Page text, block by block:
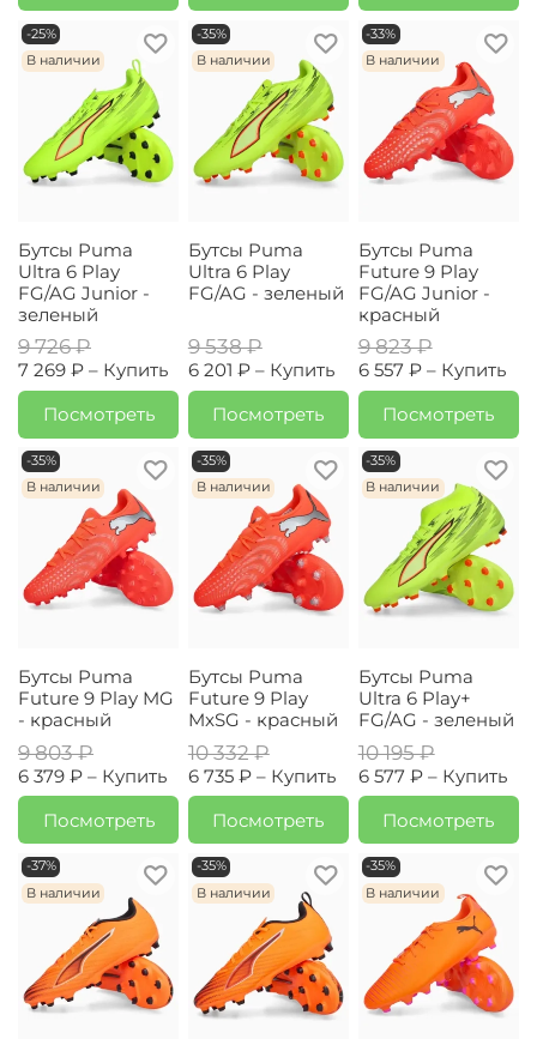
-25%
В наличии
Бутсы Puma
Ultra 6 Play
FG/AG Junior -
зеленый
9 726 ₽
7 269 ₽ – Купить
Посмотреть
-35%
В наличии
Бутсы Puma
Ultra 6 Play
FG/AG - зеленый
9 538 ₽
6 201 ₽ – Купить
Посмотреть
-33%
В наличии
Бутсы Puma
Future 9 Play
FG/AG Junior -
красный
9 823 ₽
6 557 ₽ – Купить
Посмотреть
-35%
В наличии
Бутсы Puma
Future 9 Play MG
- красный
9 803 ₽
6 379 ₽ – Купить
Посмотреть
-35%
В наличии
Бутсы Puma
Future 9 Play
MxSG - красный
10 332 ₽
6 735 ₽ – Купить
Посмотреть
-35%
В наличии
Бутсы Puma
Ultra 6 Play+
FG/AG - зеленый
10 195 ₽
6 577 ₽ – Купить
Посмотреть
-37%
В наличии
-35%
В наличии
-35%
В наличии